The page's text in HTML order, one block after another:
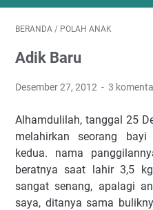
BERANDA / POLAH ANAK
Adik Baru
Desember 27, 2012 3
Alhamdulilah, tanggal 25
melahirkan seorang
kedua. nama
beratnya saat lahir 3,5
sangat senang, apalagi
saya, ditanya sama